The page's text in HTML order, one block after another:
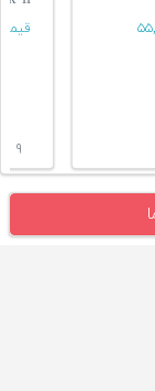
۹ ماه پیش